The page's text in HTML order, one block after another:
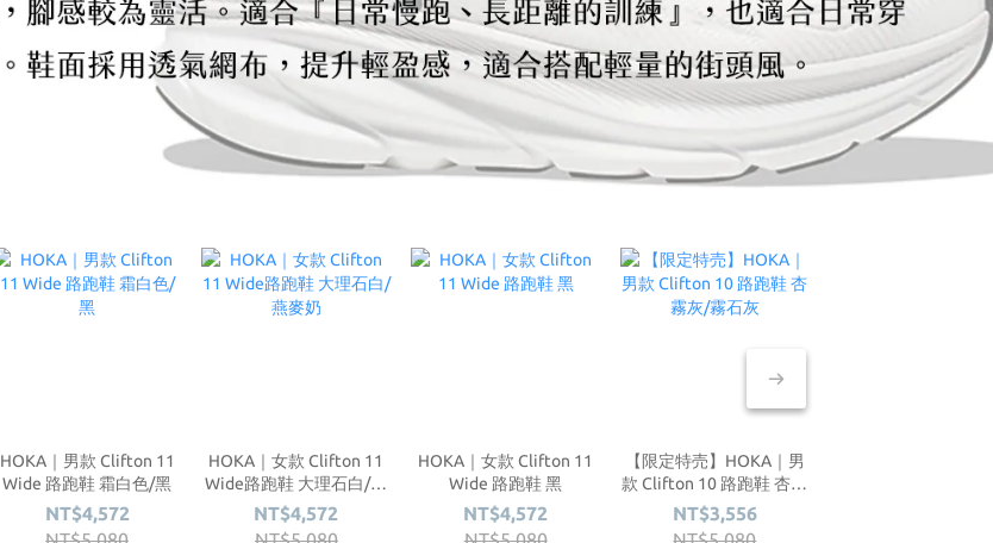
HOKA｜男款 Clifton 11
Wide 路跑鞋 霜白色/黑
NT$4,572
HOKA｜女款 Clifton 11
Wide路跑鞋 大理石白/燕
麥奶
NT$4,572
HOKA｜女款 Clifton 11
Wide 路跑鞋 黑
NT$4,572
【限定特売】HOKA｜男
款 Clifton 10 路跑鞋 杏霧
灰/霧石灰
NT$3,556